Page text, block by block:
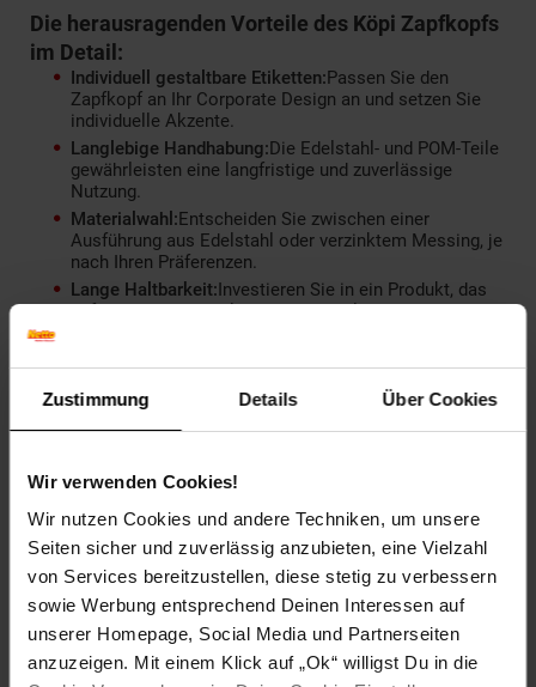
Zustimmung Details Über Cookies
Wir verwenden Cookies!
Wir nutzen Cookies und andere Techniken, um unsere
Seiten sicher und zuverlässig anzubieten, eine Vielzahl
von Services bereitzustellen, diese stetig zu verbessern
sowie Werbung entsprechend Deinen Interessen auf
unserer Homepage, Social Media und Partnerseiten
anzuzeigen. Mit einem Klick auf „Ok“ willigst Du in die
Die herausragenden Vorteile des Köpi Zapfkopfs
im Detail:
Individuell gestaltbare Etiketten:Passen Sie den
Zapfkopf an Ihr Corporate Design an und setzen Sie
individuelle Akzente.
Langlebige Handhabung:Die Edelstahl- und POM-Teile
gewährleisten eine langfristige und zuverlässige
Nutzung.
Materialwahl:Entscheiden Sie zwischen einer
Ausführung aus Edelstahl oder verzinktem Messing, je
nach Ihren Präferenzen.
Lange Haltbarkeit:Investieren Sie in ein Produkt, das
aufgrund seiner Qualität über einen langen Zeitraum
Zeit und Mühe erspart.
Optimale Leistungsfähigkeit:Durch das hochwertige
sodass Ihre Gäste stets zufrieden sind.
Oberflächenverarbeitung:Der Zapfkopf überzeugt nicht
nur funktional, sondern auch ästhetisch durch sein
ansprechendes Design und die erstklassige
Oberflächenverarbeitung.
Mit dem Köpi Zapfkopf sind Sie sich sicher, dass Ihre Gäste
stets bestens versorgt sind und Ihre Zapfanlage